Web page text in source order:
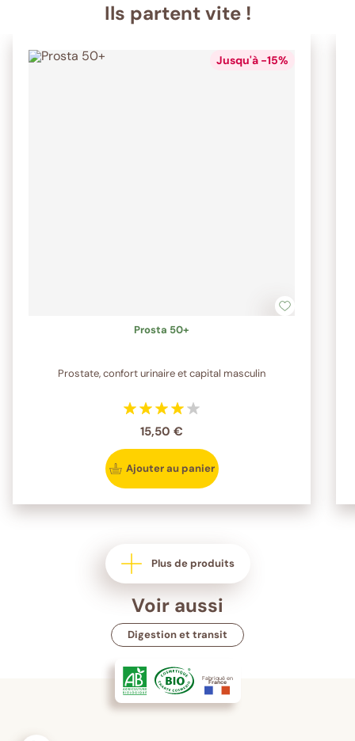
Ils partent vite !
Jusqu'à -15%
Prosta 50+
Prostate, confort urinaire et capital masculin
15,50 €
Ajouter au panier
Plus de produits
Voir aussi
Digestion et transit
Fabriqué en
France